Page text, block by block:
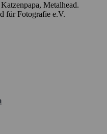
Metalhead.
für Fotografie e.V.